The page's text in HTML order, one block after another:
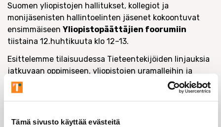
Tämä sivusto käyttää evästeitä
Suomen yliopistojen hallitukset, kollegiot ja
monijäsenisten hallintoelinten jäsenet kokoontuvat
ensimmäiseen Yliopistopäättäjien foorumiin
tiistaina 12.huhtikuuta klo 12–13.
Esittelemme tilaisuudessa Tieteentekijöiden linjauksia
jatkuvaan oppimiseen, yliopistojen uramalleihin ja
määräaikaisiin työsuhteisiin sekä yliopistodemokratian
edistämiseen. Olemme valmistelleet linjaukset
verkostolla. Linjauksiimme voi tutustua